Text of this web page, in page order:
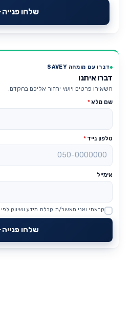
שלחו פנייה
דברו עם מומחה SAVEY
דברו איתנו
השאירו פרטים ויועץ יחזור אליכם בהקדם.
שם מלא*
טלפון נייד *
אימייל
Website
קראתי ואני מאשר/ת קבלת מידע ושיווק לפי
שלחו פנייה